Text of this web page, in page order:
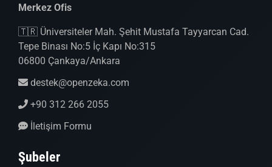
Merkez Ofis
🇹🇷 Üniversiteler Mah. Şehit Mustafa Tayyarcan Cad.
Tepe Binası No:5 İç Kapı No:315
06800 Çankaya/Ankara
destek@openzeka.com
+90 312 266 2055
İletişim Formu
Şubeler